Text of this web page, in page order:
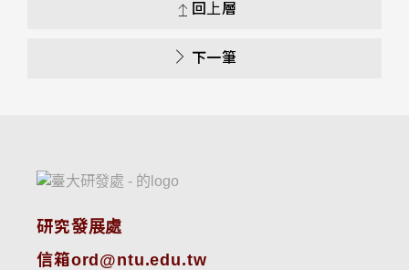
回上層
下一筆
研究發展處
信箱ord@ntu.edu.tw